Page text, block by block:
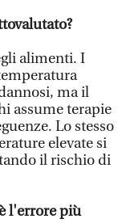
alimenti. I
ma il
assume terapie
Lo stesso
elevate si
il rischio di
l'errore più